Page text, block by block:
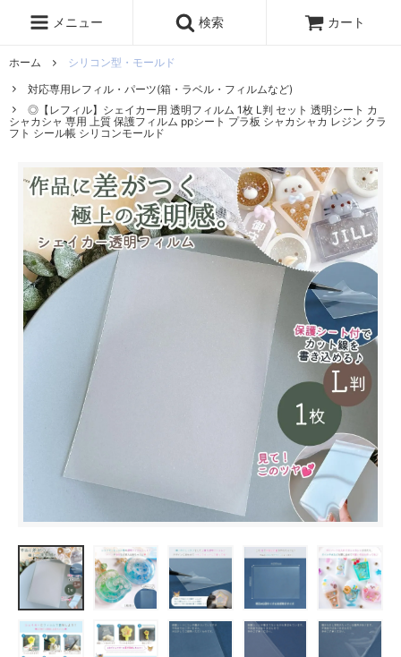
メニュー 検索 カート
ホーム
シリコン型・モールド
対応専用レフィル・パーツ(箱・ラベル・フィルムなど)
◎【レフィル】シェイカー用 透明フィルム 1枚 L判 セット 透明シート カ
シャカシャ 専用 上質 保護フィルム ppシート プラ板 シャカシャカ レジン クラ
フト シール帳 シリコンモールド